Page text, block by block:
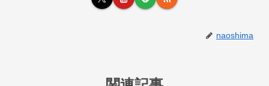
naoshima